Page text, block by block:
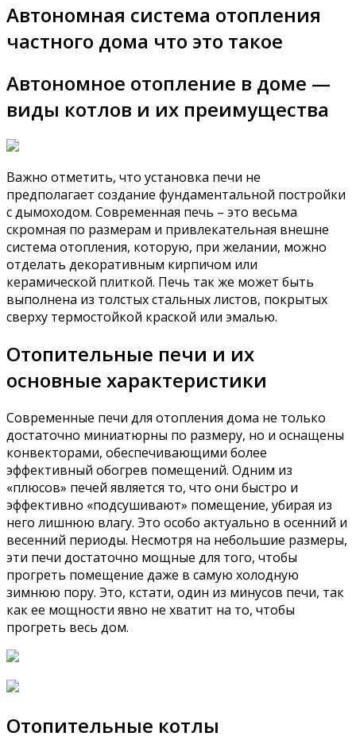
Автономная система отопления
частного дома что это такое
Автономное отопление в доме —
виды котлов и их преимущества
Важно отметить, что установка печи не
предполагает создание фундаментальной постройки
с дымоходом. Современная печь – это весьма
скромная по размерам и привлекательная внешне
система отопления, которую, при желании, можно
отделать декоративным кирпичом или
керамической плиткой. Печь так же может быть
выполнена из толстых стальных листов, покрытых
сверху термостойкой краской или эмалью.
Отопительные печи и их
основные характеристики
Современные печи для отопления дома не только
достаточно миниатюрны по размеру, но и оснащены
конвекторами, обеспечивающими более
эффективный обогрев помещений. Одним из
«плюсов» печей является то, что они быстро и
эффективно «подсушивают» помещение, убирая из
него лишнюю влагу. Это особо актуально в осенний и
весенний периоды. Несмотря на небольшие размеры,
эти печи достаточно мощные для того, чтобы
прогреть помещение даже в самую холодную
зимнюю пору. Это, кстати, один из минусов печи, так
как ее мощности явно не хватит на то, чтобы
прогреть весь дом.
Отопительные котлы